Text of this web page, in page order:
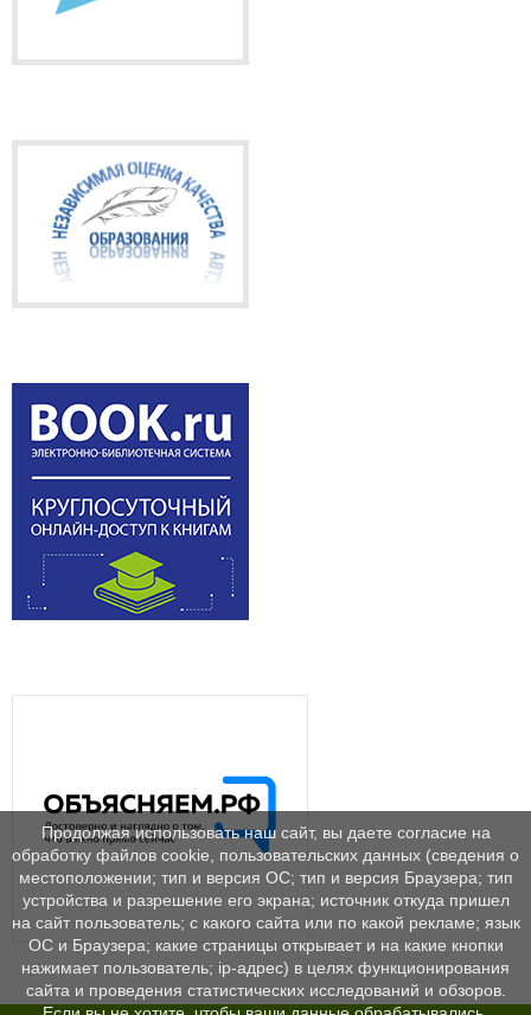
Продолжая использовать наш сайт, вы даете согласие на
обработку файлов cookie, пользовательских данных (сведения о
местоположении; тип и версия ОС; тип и версия Браузера; тип
устройства и разрешение его экрана; источник откуда пришел
на сайт пользователь; с какого сайта или по какой рекламе; язык
ОС и Браузера; какие страницы открывает и на какие кнопки
нажимает пользователь; ip-адрес) в целях функционирования
сайта и проведения статистических исследований и обзоров.